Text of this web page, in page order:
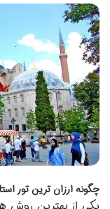
چگونه ارزان ترین تور